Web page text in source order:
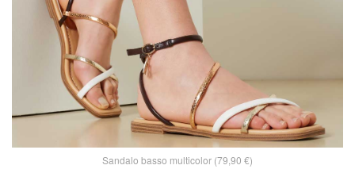
Sandalo basso multicolor (79,90 €)